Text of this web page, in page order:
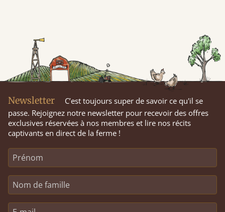
Newsletter
C’est toujours super de savoir ce qu'il se
passe. Rejoignez notre newsletter pour recevoir des offres
exclusives réservées à nos membres et lire nos récits
captivants en direct de la ferme !